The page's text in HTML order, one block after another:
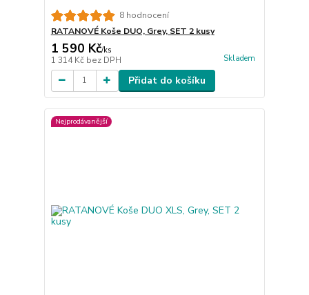
8 hodnocení
RATANOVÉ Koše DUO, Grey, SET 2 kusy
1 590 Kč/ks
1 314 Kč bez DPH Skladem
Přidat do košíku
Nejprodávanější